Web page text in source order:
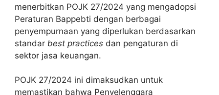
menerbitkan POJK 27/2024 yang mengadopsi
Peraturan Bappebti dengan berbagai
penyempurnaan yang diperlukan berdasarkan
standar best practices dan pengaturan di
sektor jasa keuangan.
POJK 27/2024 ini dimaksudkan untuk
memastikan bahwa Penyelenggara